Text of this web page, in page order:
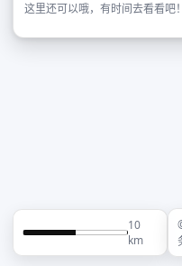
这里还可以哦，有时间去看看吧！
10
km